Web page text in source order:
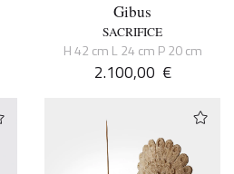
Gibus
SACRIFICE
H 42 cm L 24 cm P 20 cm
2.100,00 €